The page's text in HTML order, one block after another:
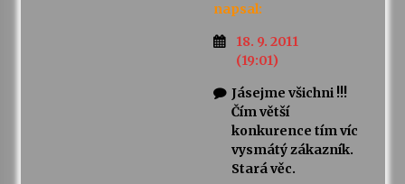
napsal:
18. 9. 2011
(19:01)
Jásejme všichni !!!
Čím větší
konkurence tím víc
vysmátý zákazník.
Stará věc.